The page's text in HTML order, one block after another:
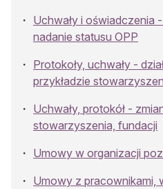
Uchwały i oświadczenia
nadanie statusu OPP
Protokoły, uchwały -
przykładzie
Uchwały, protokół -
stowarzyszenia, fundacji
Umowy w organizacji
Umowy z pracownikami,